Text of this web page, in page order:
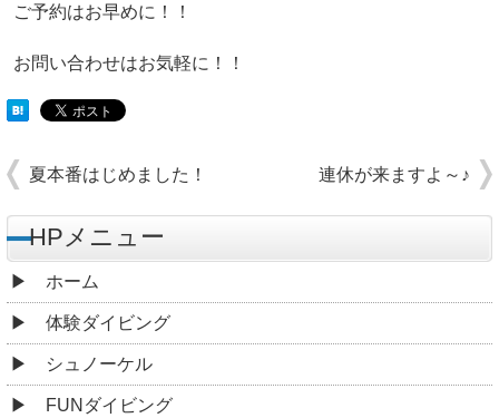
ご予約はお早めに！！
お問い合わせはお気軽に！！
夏本番はじめました！ 連休が来ますよ～♪
HPメニュー
ホーム
体験ダイビング
シュノーケル
FUNダイビング